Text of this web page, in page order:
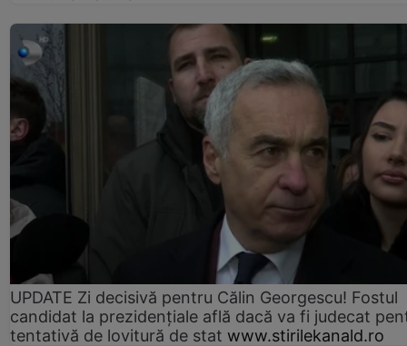
UPDATE Zi decisivă pentru Călin Georgescu! Fostul
candidat la prezidențiale află dacă va fi judecat
tentativă de lovitură de stat www.stirilekanald.ro